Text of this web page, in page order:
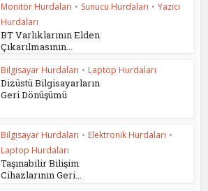
Monitör Hurdaları • Sunucu Hurdaları • Yazıcı
Hurdaları
BT Varlıklarının Elden
Çıkarılmasının...
Bilgisayar Hurdaları • Laptop Hurdaları
Dizüstü Bilgisayarların
Geri Dönüşümü
Bilgisayar Hurdaları • Elektronik Hurdaları •
Laptop Hurdaları
Taşınabilir Bilişim
Cihazlarının Geri...